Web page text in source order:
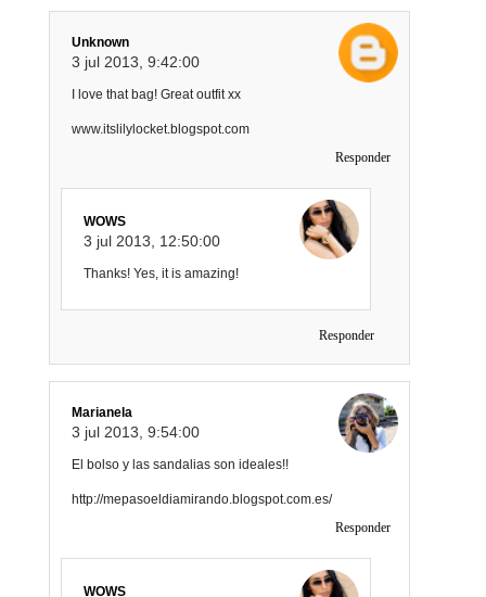
Unknown
3 jul 2013, 9:42:00
I love that bag! Great outfit xx
www.itslilylocket.blogspot.com
Responder
WOWS
3 jul 2013, 12:50:00
Thanks! Yes, it is amazing!
Responder
Marianela
3 jul 2013, 9:54:00
El bolso y las sandalias son ideales!!
http://mepasoeldiamirando.blogspot.com.es/
Responder
WOWS